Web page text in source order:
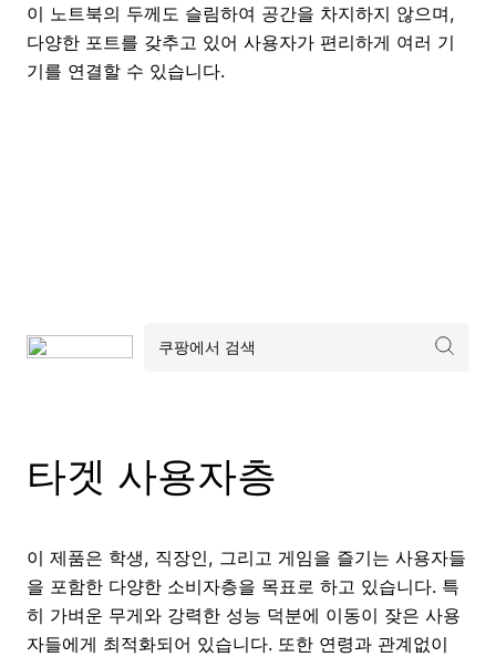
이 노트북의 두께도 슬림하여 공간을 차지하지 않으며,
다양한 포트를 갖추고 있어 사용자가 편리하게 여러 기
기를 연결할 수 있습니다.
타겟 사용자층
이 제품은 학생, 직장인, 그리고 게임을 즐기는 사용자들
을 포함한 다양한 소비자층을 목표로 하고 있습니다. 특
히 가벼운 무게와 강력한 성능 덕분에 이동이 잦은 사용
자들에게 최적화되어 있습니다. 또한 연령과 관계없이